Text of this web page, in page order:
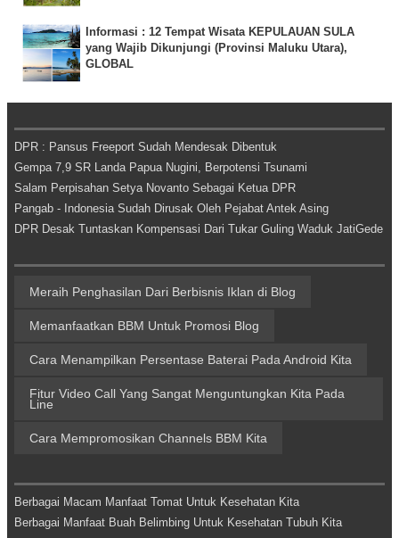
Informasi : 12 Tempat Wisata KEPULAUAN SULA
yang Wajib Dikunjungi (Provinsi Maluku Utara),
GLOBAL
DPR : Pansus Freeport Sudah Mendesak Dibentuk
Gempa 7,9 SR Landa Papua Nugini, Berpotensi Tsunami
Salam Perpisahan Setya Novanto Sebagai Ketua DPR
Pangab - Indonesia Sudah Dirusak Oleh Pejabat Antek Asing
DPR Desak Tuntaskan Kompensasi Dari Tukar Guling Waduk JatiGede
Meraih Penghasilan Dari Berbisnis Iklan di Blog
Memanfaatkan BBM Untuk Promosi Blog
Cara Menampilkan Persentase Baterai Pada Android Kita
Fitur Video Call Yang Sangat Menguntungkan Kita Pada
Line
Cara Mempromosikan Channels BBM Kita
Berbagai Macam Manfaat Tomat Untuk Kesehatan Kita
Berbagai Manfaat Buah Belimbing Untuk Kesehatan Tubuh Kita